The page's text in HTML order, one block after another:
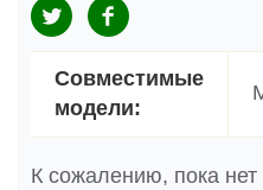
Совместимые
модели:
К сожалению, пока нет